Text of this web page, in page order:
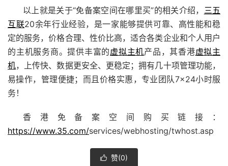
以上就是关于“免备案空间在哪里买”的相关介绍， 三五
互联20余年行业经验，是一家能够提供可靠、高性能和稳
定的服务，价格合理、性价比高，适合各类企业和个人用户
的主机服务商。提供丰富的虚拟主机产品，其香港虚拟主
机，上传快、数据更安全、更稳定；拥有几十项管理功能，
易操作，管理便捷；而且价格实惠，专业团队7×24小时服
务！
香港免备案空间购买链接：
https://www.35.com/services/webhosting/twhost.asp
 赞(0)